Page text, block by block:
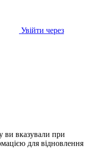
Увійти через
ви вказували при
для відновлення